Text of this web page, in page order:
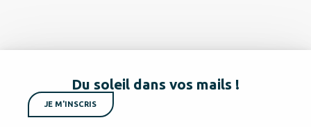
Du soleil dans vos mails !
JE M'INSCRIS